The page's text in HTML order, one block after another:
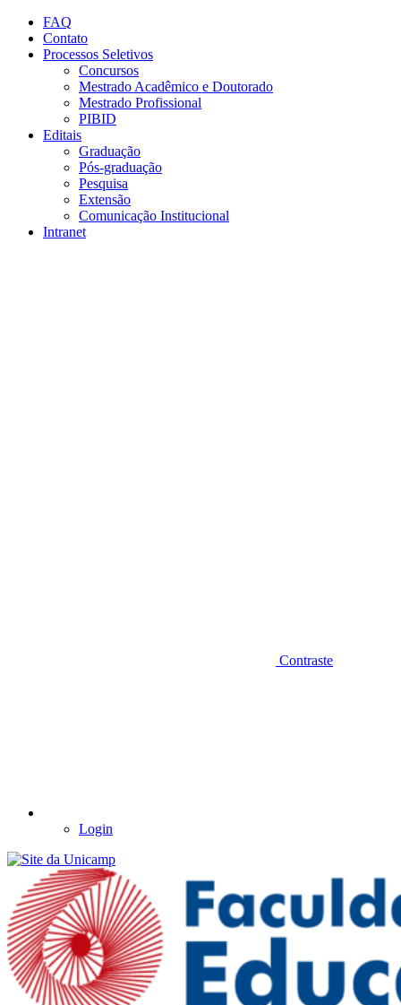
Conteúdo principal
FAQ
Contato
Processos Seletivos
Concursos
Mestrado Acadêmico e Doutorado
Mestrado Profissional
PIBID
Editais
Graduação
Pós-graduação
Pesquisa
Extensão
Comunicação Institucional
Intranet
Contraste
Login